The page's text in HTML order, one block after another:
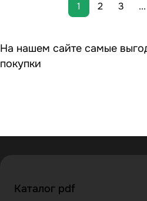
1 2 3 ...
На нашем сайте самые
покупки
Каталог pdf